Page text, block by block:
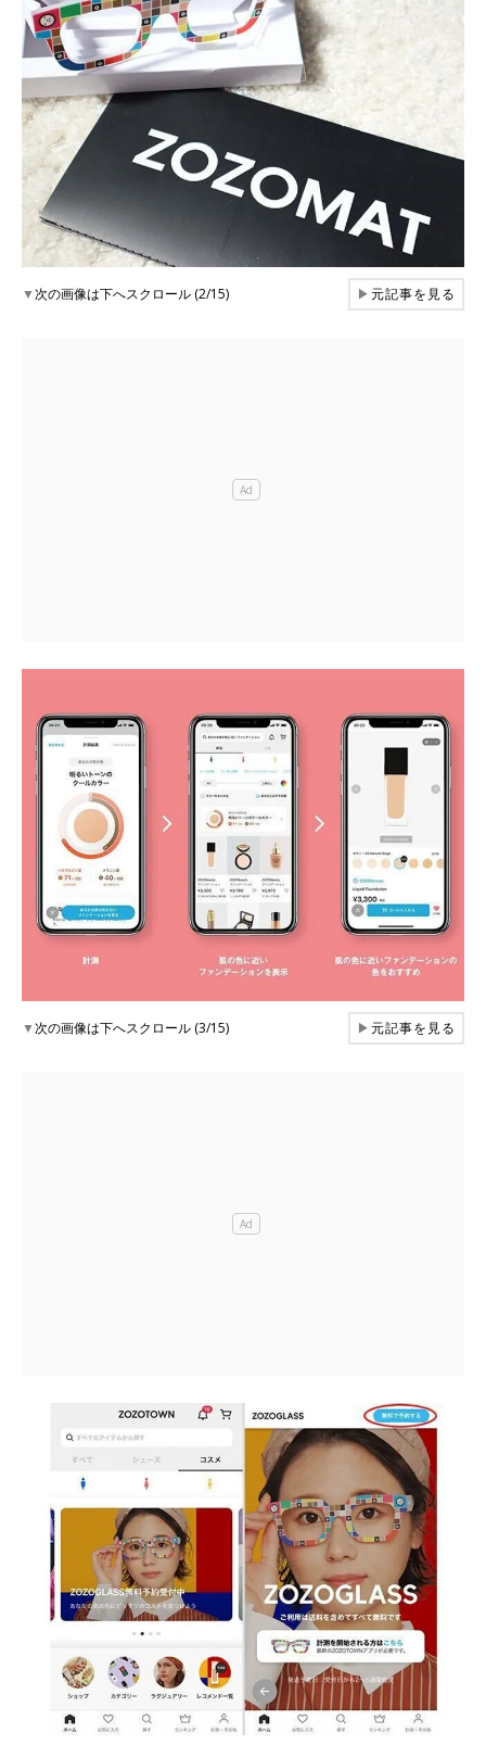
▼次の画像は下へスクロール (2/15) ▶元記事を見る
▼次の画像は下へスクロール (3/15) ▶元記事を見る